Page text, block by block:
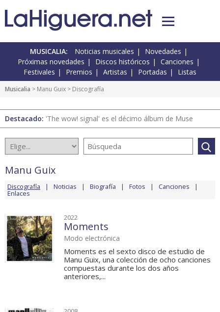
MUSICALIA: Noticias musicales
Novedades
Próximas novedades
Discos históricos
Canciones
Festivales
Premios Artistas Portadas Listas
Musicalia > Manu Guix > Discografía
Destacado: 'The wow! signal' es el décimo álbum de Muse
Manu Guix
Discografía Noticias Biografía Fotos Canciones
Enlaces
2022
Moments
Modo electrónica
Moments es el sexto disco de estudio de
Manu Guix, una colección de ocho canciones
compuestas durante los dos años
anteriores,...